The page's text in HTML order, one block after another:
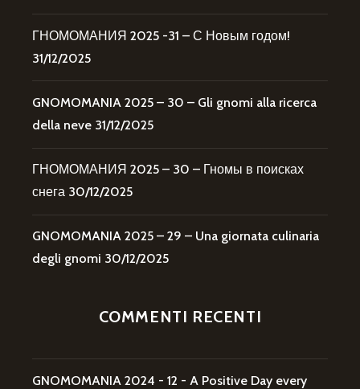
ГНОМОМАНИЯ 2025 -31 – С Новым годом!
31/12/2025
GNOMOMANIA 2025 – 30 – Gli gnomi alla ricerca
della neve 31/12/2025
ГНОМОМАНИЯ 2025 – 30 – Гномы в поисках
снега 30/12/2025
GNOMOMANIA 2025 – 29 – Una giornata culinaria
degli gnomi 30/12/2025
COMMENTI RECENTI
GNOMOMANIA 2024 - 12 - A Positive Day every